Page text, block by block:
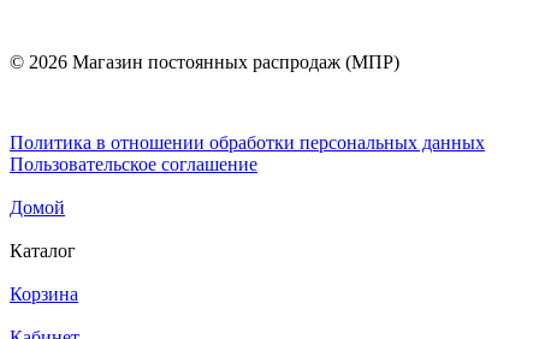
© 2026 Магазин постоянных распродаж (МПР)
Политика в отношении обработки персональных данных
Пользовательское соглашение
Домой
Каталог
Корзина